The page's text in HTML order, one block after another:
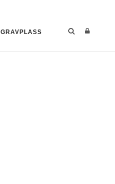
GRAVPLASS